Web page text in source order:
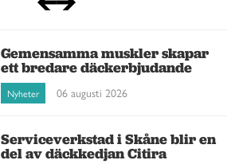
Gemensamma muskler skapar
ett bredare däckerbjudande
Nyheter 06 augusti 2026
Serviceverkstad i Skåne blir en
del av däckkedjan Citira